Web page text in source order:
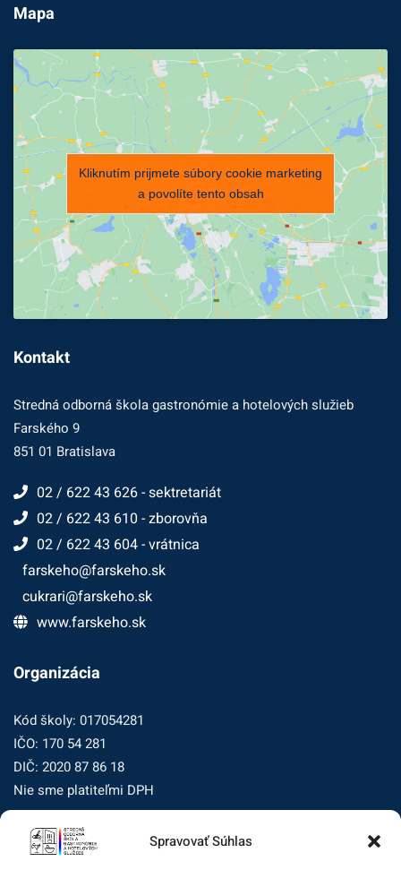
Spravovať Súhlas
Mapa
Kliknutím prijmete súbory cookie marketing
a povolíte tento obsah
Kontakt
Stredná odborná škola gastronómie a hotelových služieb
Farského 9
851 01 Bratislava
02 / 622 43 626 - sektretariát
02 / 622 43 610 - zborovňa
02 / 622 43 604 - vrátnica
farskeho@farskeho.sk
cukrari@farskeho.sk
www.farskeho.sk
Organizácia
Kód školy: 017054281
IČO: 170 54 281
DIČ: 2020 87 86 18
Nie sme platiteľmi DPH
Zásady ochrany osobných údajov